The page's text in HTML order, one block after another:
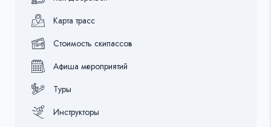
Карта трасс
Стоимость скипассов
Афиша мероприятий
Туры
Инструкторы